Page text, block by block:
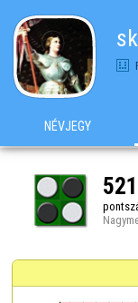
NÉVJEGY
521